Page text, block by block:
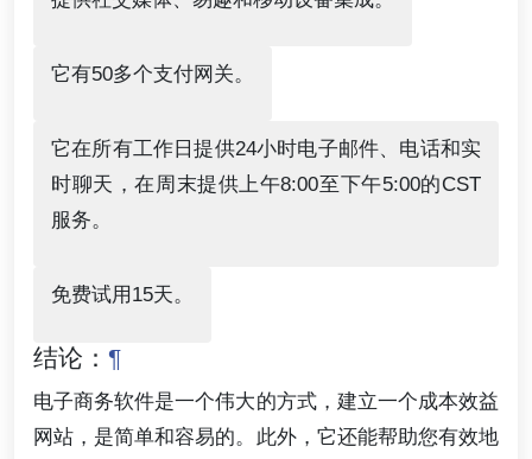
它有50多个支付网关。
它在所有工作日提供24小时电子邮件、电话和实
时聊天，在周末提供上午8:00至下午5:00的CST
服务。
免费试用15天。
结论： ¶
电子商务软件是一个伟大的方式，建立一个成本效益
网站，是简单和容易的。此外，它还能帮助您有效地